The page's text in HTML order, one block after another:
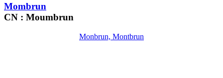
Mombrun
CN : Moumbrun
Monbrun, Montbrun